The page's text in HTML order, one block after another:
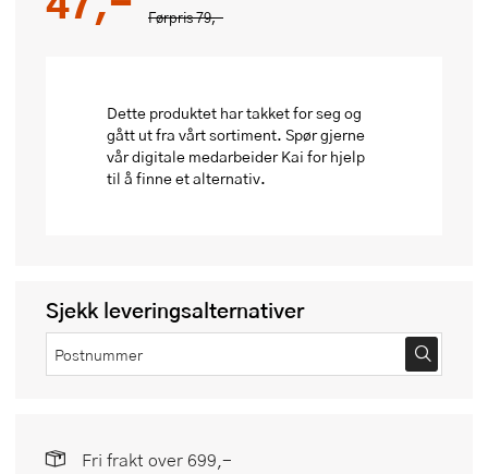
Førpris79,-
Dette produktet har takket for seg og
gått ut fra vårt sortiment. Spør gjerne
vår digitale medarbeider Kai for hjelp
til å finne et alternativ.
Sjekk leveringsalternativer
Fri frakt over 699,-